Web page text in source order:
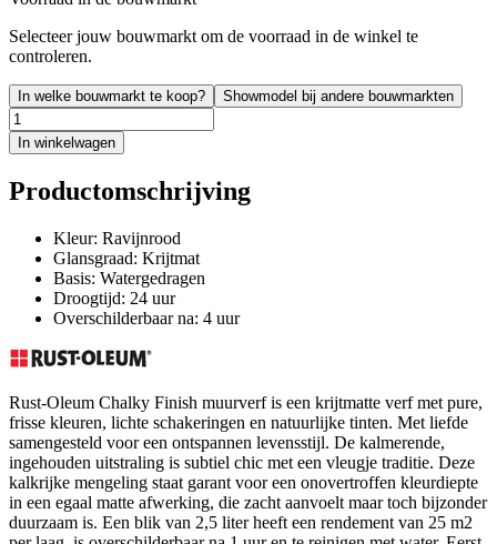
Selecteer jouw bouwmarkt om de voorraad in de winkel te
controleren.
In welke bouwmarkt te koop? Showmodel bij andere bouwmarkten
In winkelwagen
Productomschrijving
Kleur: Ravijnrood
Glansgraad: Krijtmat
Basis: Watergedragen
Droogtijd: 24 uur
Overschilderbaar na: 4 uur
Rust-Oleum Chalky Finish muurverf is een krijtmatte verf met pure,
frisse kleuren, lichte schakeringen en natuurlijke tinten. Met liefde
samengesteld voor een ontspannen levensstijl. De kalmerende,
ingehouden uitstraling is subtiel chic met een vleugje traditie. Deze
kalkrijke mengeling staat garant voor een onovertroffen kleurdiepte
in een egaal matte afwerking, die zacht aanvoelt maar toch bijzonder
duurzaam is. Een blik van 2,5 liter heeft een rendement van 25 m2